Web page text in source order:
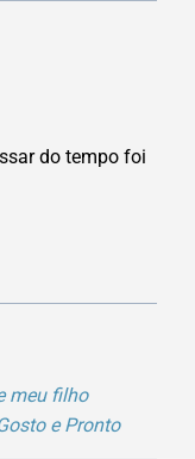
do tempo foi
meu filho
e Pronto